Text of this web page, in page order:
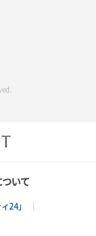
いて
24」